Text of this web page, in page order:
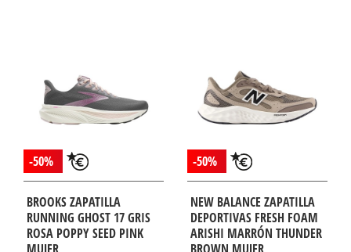
-50%
BROOKS ZAPATILLA
RUNNING GHOST 17 GRIS
ROSA POPPY SEED PINK
-50%
NEW BALANCE ZAPATILLA
DEPORTIVAS FRESH FOAM
ARISHI MARRÓN THUNDER